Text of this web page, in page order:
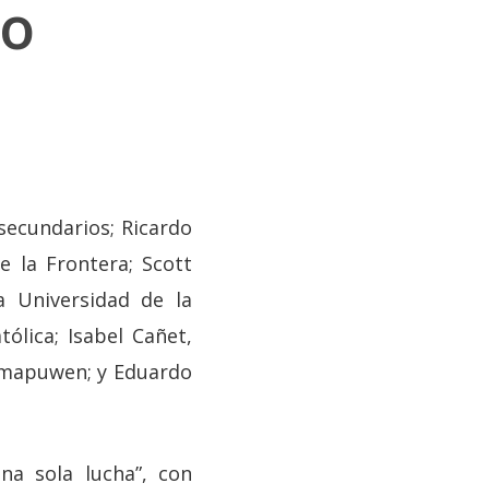
Ricardo
la Frontera; Scott
Universidad de la
Isabel Cañet,
y Eduardo
sola lucha”, con